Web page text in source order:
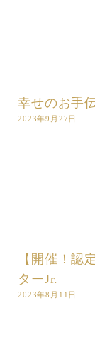
幸せのお手
2023年9月27日
【開催！認
ターJr.
2023年8月11日